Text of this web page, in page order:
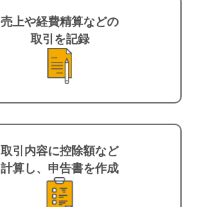
売上や経費精算などの
取引を記録
取引内容に控除額など
計算し、申告書を作成